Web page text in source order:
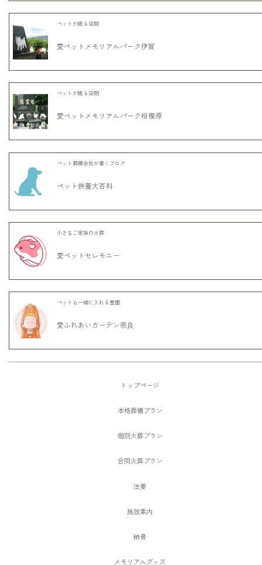
ペットが眠る空間
愛ペットメモリアルパーク伊賀
ペットが眠る空間
愛ペットメモリアルパーク相模原
ペット葬儀会社が書くブログ
ペット供養大百科
小さなご家族の火葬
愛ペットセレモニー
ペットも一緒に入れる霊園
愛ふれあいガーデン奈良
トップページ
本格葬儀プラン
個別火葬プラン
合同火葬プラン
法要
施設案内
納骨
メモリアルグッズ